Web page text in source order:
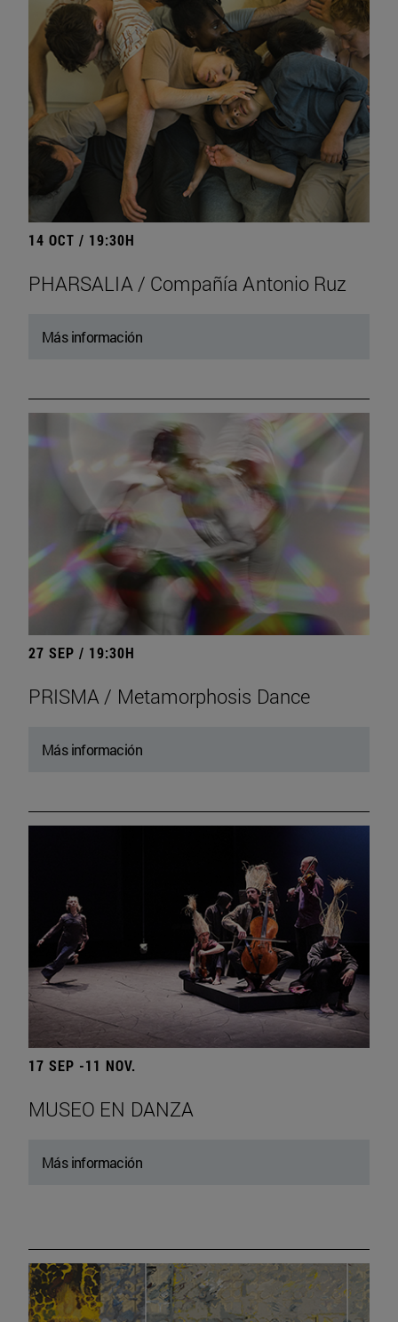
14 OCT / 19:30H
PHARSALIA / Compañía Antonio Ruz
Más información
27 SEP / 19:30H
PRISMA / Metamorphosis Dance
Más información
17 SEP -11 NOV.
MUSEO EN DANZA
Más información